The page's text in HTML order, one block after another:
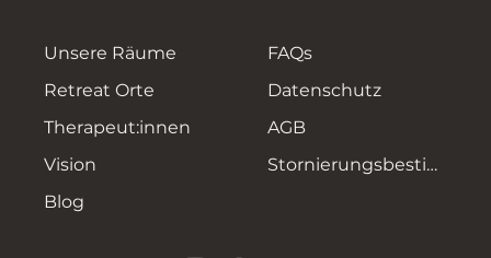
Unsere Räume
Retreat Orte
Therapeut:innen
Vision
Blog
FAQs
Datenschutz
AGB
Stornierungsbestimmungen